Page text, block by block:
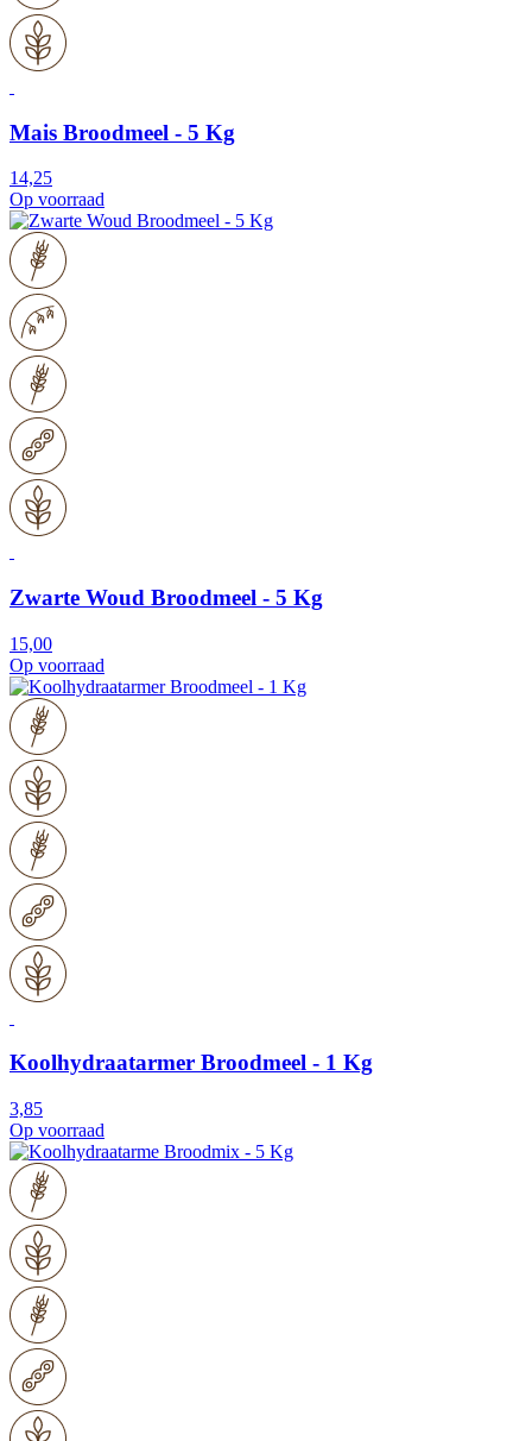
Mais Broodmeel - 5 Kg
14,25
Op voorraad
Zwarte Woud Broodmeel - 5 Kg
15,00
Op voorraad
Koolhydraatarmer Broodmeel - 1 Kg
3,85
Op voorraad